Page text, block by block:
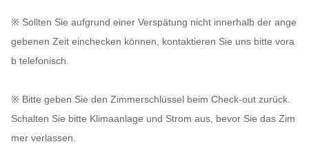
※ Sollten Sie aufgrund einer Verspätung nicht innerhalb der ange
gebenen Zeit einchecken können, kontaktieren Sie uns bitte vora
b telefonisch.
※ Bitte geben Sie den Zimmerschlüssel beim Check-out zurück.
Schalten Sie bitte Klimaanlage und Strom aus, bevor Sie das Zim
mer verlassen.